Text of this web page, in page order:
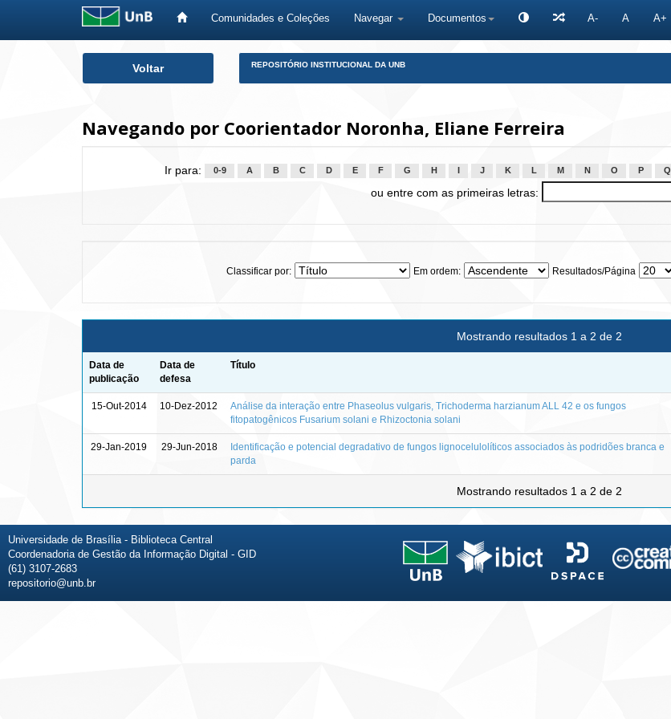
Comunidades e Coleções Navegar Documentos A- A A+
Voltar REPOSITÓRIO INSTITUCIONAL DA UNB
Navegando por Coorientador Noronha, Eliane Ferreira
Ir para: 0-9 A B C D E F G H J K L M N O P Q
ou entre com as primeiras letras:
Classificar por: Em ordem: Resultados/Página
Mostrando resultados 1 a 2 de 2
Data de
publicação
Data de
defesa
Título
15-Out-2014 10-Dez-2012
Análise da interação entre Phaseolus vulgaris, Trichoderma harzianum ALL 42 e os fungos
fitopatogênicos Fusarium solani e Rhizoctonia solani
29-Jan-2019 29-Jun-2018
Identificação e potencial degradativo de fungos lignocelulolíticos associados às podridões branca e
parda
Mostrando resultados 1 a 2 de 2
Universidade de Brasília - Biblioteca Central
Coordenadoria de Gestão da Informação Digital - GID
(61) 3107-2683
repositorio@unb.br